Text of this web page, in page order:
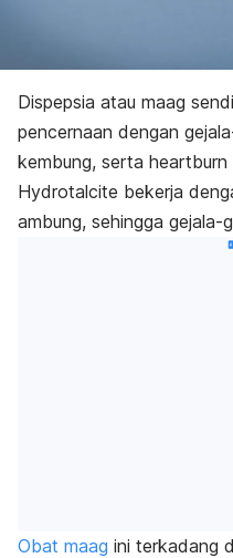
Dispepsia atau maag
pencernaan dengan
kembung, serta heartburn
Hydrotalcite bekerja
ambung, sehingga gejala-
Obat maag ini terkadang